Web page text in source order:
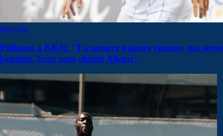
Interviste
Politano a KKN: "Fa sempre piacere vincere, ma serve
benzina. Ecco cosa chiede Allegri"